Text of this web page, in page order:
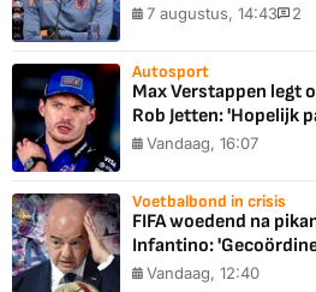
7 augustus, 14:43 2
Autosport
Max Verstappen legt
Rob Jetten: 'Hopelijk
Vandaag, 16:07
Voetbalbond in crisis
FIFA woedend na
Infantino:
Vandaag, 12:40